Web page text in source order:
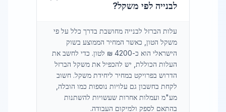
לבנייה לפי משקל?
עלות הברזל לבנייה מחושבת בדרך כלל על פי
משקל הטון, כאשר המחיר הממוצע בשוק
הישראלי הוא כ-4200 ₪ לטון. כדי לחשב את
העלות הכוללת, יש להכפיל את משקל הברזל
הדרוש בפרויקט במחיר ליחידת משקל. חשוב
לקחת בחשבון גם עלויות נוספות כמו הובלה,
מע"מ ועמלות אחרות שעשויות להשתנות
בהתאם לספק ולמיקום העבודה.